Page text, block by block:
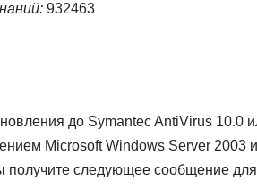
932463
до Symantec AntiVirus 10.0
Microsoft Windows Server 2003
следующее сообщение для